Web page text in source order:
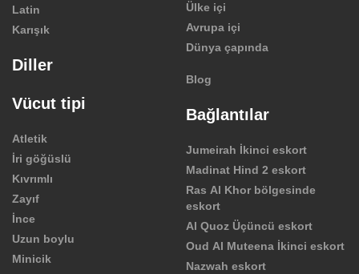
Latin
Karışık
Diller
Vücut tipi
Atletik
İri göğüslü
Kıvrımlı
Zayıf
İnce
Uzun boylu
Minicik
Ülke içi
Avrupa içi
Dünya çapında
Blog
Bağlantılar
Jumeirah İkinci eskort
Madinat Hind 2 eskort
Ras Al Khor bölgesinde
eskort
Al Quoz Üçüncü eskort
Oud Al Muteena İkinci eskort
Nazwah eskort